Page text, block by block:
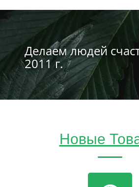
Делаем людей
2011 г.
Новые